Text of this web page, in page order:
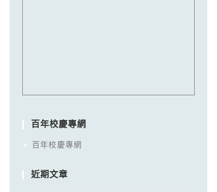
百年校慶專網
百年校慶專網
近期文章